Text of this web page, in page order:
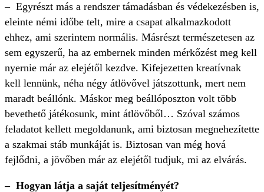
– Egyrészt más a rendszer támadásban és védekezésben is,
eleinte némi időbe telt, mire a csapat alkalmazkodott
ehhez, ami szerintem normális. Másrészt természetesen az
sem egyszerű, ha az embernek minden mérkőzést meg kell
nyernie már az elejétől kezdve. Kifejezetten kreatívnak
kell lennünk, néha négy átlövővel játszottunk, mert nem
maradt beállónk. Máskor meg beállóposzton volt több
bevethető játékosunk, mint átlövőből… Szóval számos
feladatot kellett megoldanunk, ami biztosan megnehezítette
a szakmai stáb munkáját is. Biztosan van még hová
fejlődni, a jövőben már az elejétől tudjuk, mi az elvárás.
– Hogyan látja a saját teljesítményét?